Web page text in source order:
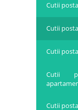
Cutii
Cutii
Cutii
Cutii
Cutii